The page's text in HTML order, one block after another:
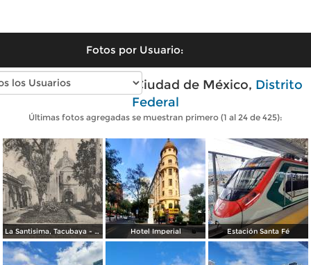
Fotos por Usuario:
Fotos modernas de Ciudad de México, Distrito
Federal
Últimas fotos agregadas se muestran primero (1 al 24 de 425):
La Santisima, Tacubaya - México Hotel Imperial Estación Santa Fé